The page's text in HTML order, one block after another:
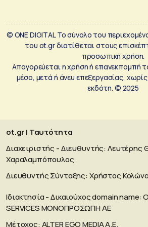
© ONE DIGITAL Το σύνολο του
του ot.gr διατίθεται στους
προσωπική χρήση.
Απαγορεύεται η χρήση ή επανεκπομπή
μέσο, μετά ή άνευ επεξεργασίας,
εκδότη. © 2025
ot.gr | Ταυτότητα
Διαχειριστής - Διευθυντής: Λευτέρης
Χαραλαμπόπουλος
Διευθυντής Σύνταξης: Χρήστος
Ιδιοκτησία - Δικαιούχος domain name:
SERVICES MONOΠΡΟΣΩΠΗ ΑΕ
Μέτοχος: ALTER EGO MEDIA A.E.